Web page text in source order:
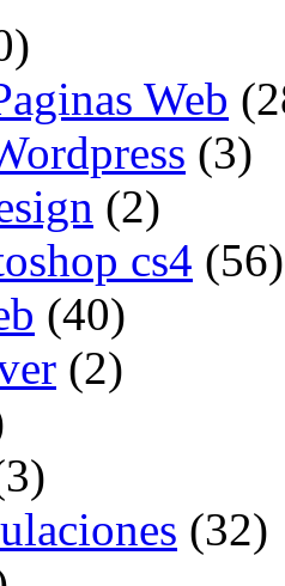
Web
(3)
(2)
cs4 (56)
(40)
(2)
(32)